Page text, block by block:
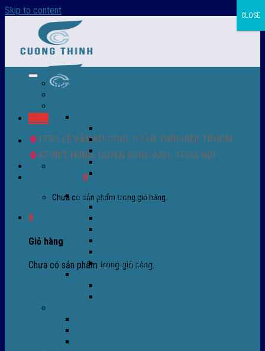
Skip to content
177/1 LÊ VĂN KHƯƠNG, P.TÂN THỚI HIỆP TP.HCM
47 VIỆT HÙNG, HUYỆN ĐÔNG ANH, TP.HÀ NỘI
0932 756 950
0
Chưa có sản phẩm trong giỏ hàng.
0
Giỏ hàng
Chưa có sản phẩm trong giỏ hàng.
Trang chủ – Màng co POF
Màng co PVC
Màng quấn PALLET- màng PE- màng chit
Màng skinpack - skinfilm - hút sát da
Máy bọc màng co POF
Phụ tùng thay thế
CLOSE